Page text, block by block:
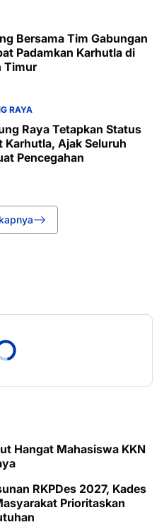
Bersama Tim Gabungan
Padamkan Karhutla di
Timur
RAYA
Raya Tetapkan Status
Karhutla, Ajak Seluruh
Pencegahan
Hangat Mahasiswa KKN
RKPDes 2027, Kades
Prioritaskan